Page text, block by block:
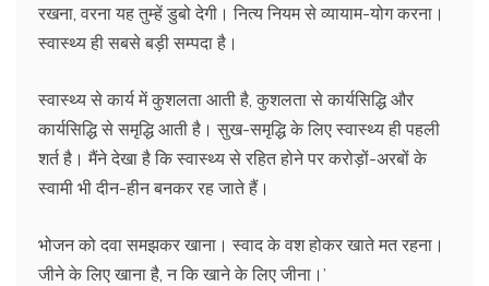
रखना, वरना यह तुम्हें डुबो देगी। नित्य नियम से व्यायाम-योग करना।
स्वास्थ्य ही सबसे बड़ी सम्पदा है।
स्वास्थ्य से कार्य में कुशलता आती है, कुशलता से कार्यसिद्धि और
कार्यसिद्धि से समृद्धि आती है। सुख-समृद्धि के लिए स्वास्थ्य ही पहली
शर्त है। मैंने देखा है कि स्वास्थ्य से रहित होने पर करोड़ों-अरबों के
स्वामी भी दीन-हीन बनकर रह जाते हैं।
भोजन को दवा समझकर खाना। स्वाद के वश होकर खाते मत रहना।
जीने के लिए खाना है, न कि खाने के लिए जीना।’